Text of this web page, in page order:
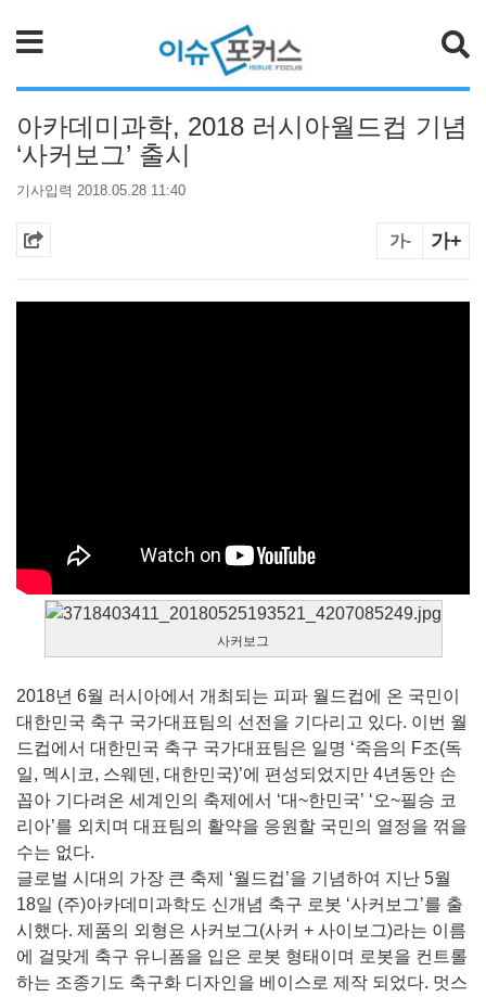
아카데미과학, 2018 러시아월드컵 기념
‘사커보그’ 출시
기사입력 2018.05.28 11:40
가- 가+
사커보그
2018년 6월 러시아에서 개최되는 피파 월드컵에 온 국민이
대한민국 축구 국가대표팀의 선전을 기다리고 있다. 이번 월
드컵에서 대한민국 축구 국가대표팀은 일명 ‘죽음의 F조(독
일, 멕시코, 스웨덴, 대한민국)’에 편성되었지만 4년동안 손
꼽아 기다려온 세계인의 축제에서 ‘대~한민국’ ‘오~필승 코
리아’를 외치며 대표팀의 활약을 응원할 국민의 열정을 꺾을
수는 없다.
글로벌 시대의 가장 큰 축제 ‘월드컵’을 기념하여 지난 5월
18일 (주)아카데미과학도 신개념 축구 로봇 ‘사커보그’를 출
시했다. 제품의 외형은 사커보그(사커 + 사이보그)라는 이름
에 걸맞게 축구 유니폼을 입은 로봇 형태이며 로봇을 컨트롤
하는 조종기도 축구화 디자인을 베이스로 제작 되었다. 멋스